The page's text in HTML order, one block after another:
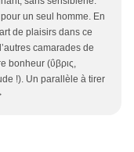
un seul homme. En
de plaisirs dans ce
camarades de
bonheur (ΰβρις,
!). Un parallèle à tirer